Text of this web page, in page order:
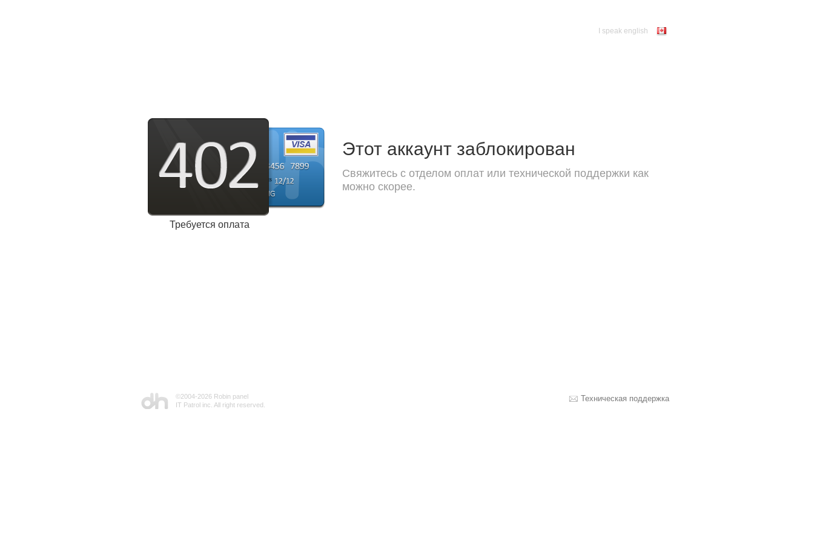
I speak english
Требуется оплата
Этот аккаунт заблокирован
Свяжитесь с отделом оплат или технической поддержки как
можно скорее.
Техническая поддержка
©2004-2026 Robin panel
IT Patrol inc. All right reserved.